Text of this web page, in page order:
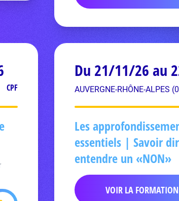
CPF
Du 21/11/26 au
AUVERGNE-RHÔNE-ALPES
Les
essentiels | Savoir
entendre un «NON»
VOIR LA FORMATION